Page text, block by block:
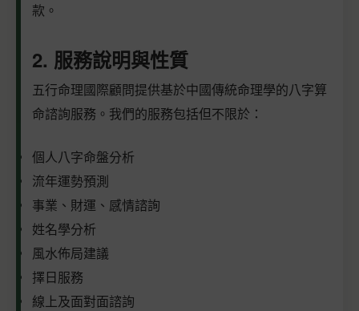
款。
2. 服務說明與性質
五行命理國際顧問提供基於中國傳統命理學的八字算
命諮詢服務。我們的服務包括但不限於：
個人八字命盤分析
流年運勢預測
事業、財運、感情諮詢
姓名學分析
風水佈局建議
擇日服務
線上及面對面諮詢